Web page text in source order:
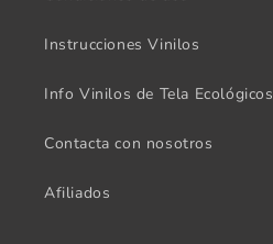
Instrucciones Vinilos
Info Vinilos de Tela Ecológicos
Contacta con nosotros
Afiliados